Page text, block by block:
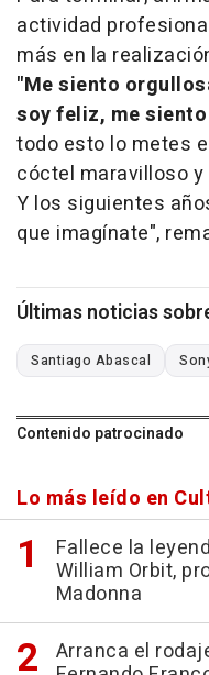
actividad
más en la
"Me siento
soy feliz, me
todo esto lo metes
cóctel maravilloso
Y los siguientes
que imagínate",
Últimas noticias
Santiago Abascal
Contenido patrocinado
Lo más leído en
Fallece la
William Orbit,
Madonna
Arranca el